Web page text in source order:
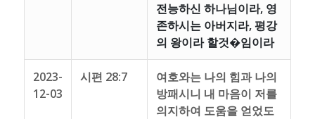
전능하신 하나님이라, 영
존하시는 아버지라, 평강
의 왕이라 할것�임이라
2023-
12-03
시편 28:7
여호와는 나의 힘과 나의
방패시니 내 마음이 저를
의지하여 도움을 얻었도